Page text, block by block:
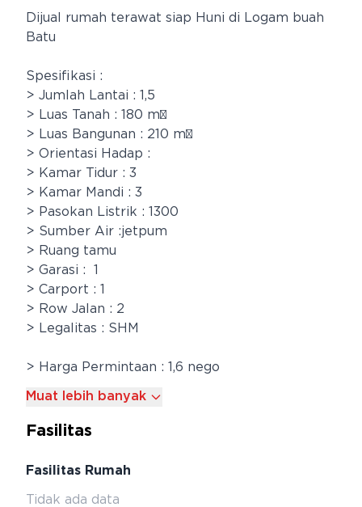
Dijual rumah terawat siap Huni di Logam buah
Batu
Spesifikasi :
> Jumlah Lantai : 1,5
> Luas Tanah : 180 m²
> Luas Bangunan : 210 m²
> Orientasi Hadap :
> Kamar Tidur : 3
> Kamar Mandi : 3
> Pasokan Listrik : 1300
> Sumber Air :jetpum
> Ruang tamu
> Garasi : 1
> Carport : 1
> Row Jalan : 2
> Legalitas : SHM
> Harga Permintaan : 1,6 nego
Muat lebih banyak
Fasilitas
Fasilitas Rumah
Tidak ada data